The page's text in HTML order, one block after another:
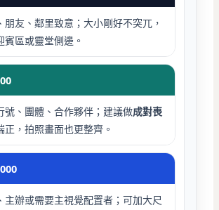
朋友、鄰里致意；大小剛好不突兀，
賓區或靈堂側邊。
號、團體、合作夥伴；建議做成對喪
正，拍照畫面也更整齊。
主辦或需要主視覺配置者；可加大尺